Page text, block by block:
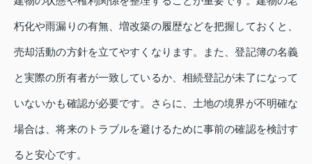
朽化や雨漏りの有無、増改築の履歴などを把握しておくと、
売却活動の方針を立てやすくなります。また、登記簿の名義
と実際の所有者が一致しているか、相続登記が未了になって
いないかも確認が必要です。さらに、土地の境界が不明確な
場合は、将来のトラブルを避けるために事前の確認を検討す
ると安心です。